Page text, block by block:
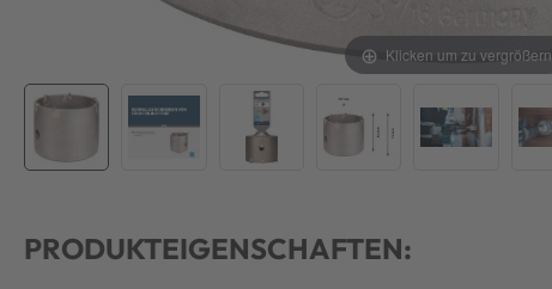
Klicken um zu vergrößern
PRODUKTEIGENSCHAFTEN: